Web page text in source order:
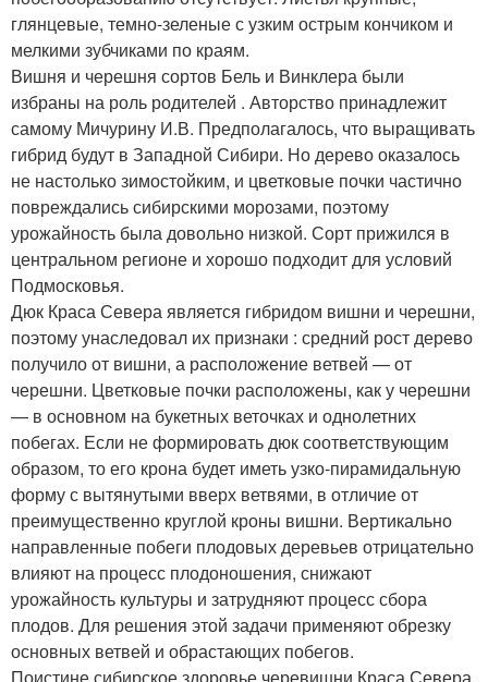
глянцевые, темно-зеленые с узким острым кончиком и
мелкими зубчиками по краям.
Вишня и черешня сортов Бель и Винклера были
избраны на роль родителей . Авторство принадлежит
самому Мичурину И.В. Предполагалось, что выращивать
гибрид будут в Западной Сибири. Но дерево оказалось
не настолько зимостойким, и цветковые почки частично
повреждались сибирскими морозами, поэтому
урожайность была довольно низкой. Сорт прижился в
центральном регионе и хорошо подходит для условий
Подмосковья.
Дюк Краса Севера является гибридом вишни и черешни,
поэтому унаследовал их признаки : средний рост дерево
получило от вишни, а расположение ветвей — от
черешни. Цветковые почки расположены, как у черешни
— в основном на букетных веточках и однолетних
побегах. Если не формировать дюк соответствующим
образом, то его крона будет иметь узко-пирамидальную
форму с вытянутыми вверх ветвями, в отличие от
преимущественно круглой кроны вишни. Вертикально
направленные побеги плодовых деревьев отрицательно
влияют на процесс плодоношения, снижают
урожайность культуры и затрудняют процесс сбора
плодов. Для решения этой задачи применяют обрезку
основных ветвей и обрастающих побегов.